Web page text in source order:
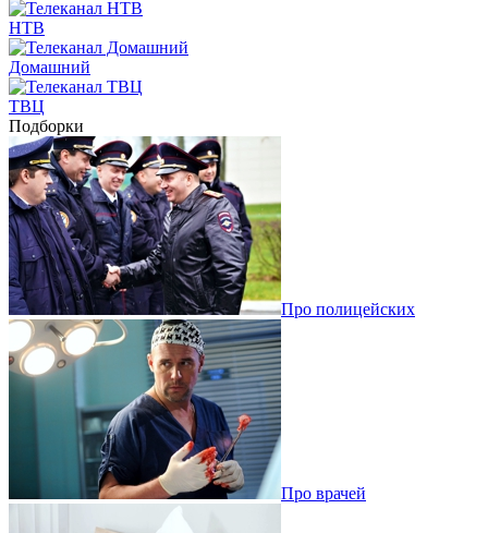
НТВ
Домашний
ТВЦ
Подборки
Про полицейских
Про врачей